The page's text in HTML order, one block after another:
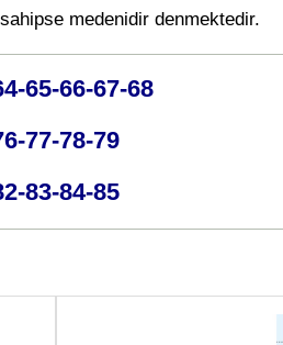
medenidir denmektedir.
65-66-67-68
77-78-79
83-84-85